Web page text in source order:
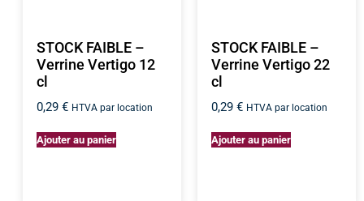
STOCK FAIBLE –
Verrine Vertigo 12
cl
0,29€ HTVA par location
Ajouter au panier
STOCK FAIBLE –
Verrine Vertigo 22
cl
0,29€ HTVA par location
Ajouter au panier